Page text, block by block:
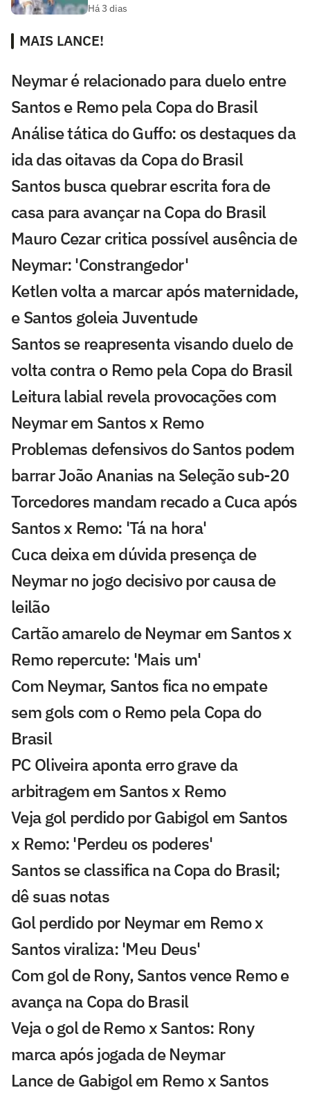
Há 3 dias
MAIS LANCE!
Neymar é relacionado para duelo entre
Santos e Remo pela Copa do Brasil
Análise tática do Guffo: os destaques da
ida das oitavas da Copa do Brasil
Santos busca quebrar escrita fora de
casa para avançar na Copa do Brasil
Mauro Cezar critica possível ausência de
Neymar: 'Constrangedor'
Ketlen volta a marcar após maternidade,
e Santos goleia Juventude
Santos se reapresenta visando duelo de
volta contra o Remo pela Copa do Brasil
Leitura labial revela provocações com
Neymar em Santos x Remo
Problemas defensivos do Santos podem
barrar João Ananias na Seleção sub-20
Torcedores mandam recado a Cuca após
Santos x Remo: 'Tá na hora'
Cuca deixa em dúvida presença de
Neymar no jogo decisivo por causa de
leilão
Cartão amarelo de Neymar em Santos x
Remo repercute: 'Mais um'
Com Neymar, Santos fica no empate
sem gols com o Remo pela Copa do
Brasil
PC Oliveira aponta erro grave da
arbitragem em Santos x Remo
Veja gol perdido por Gabigol em Santos
x Remo: 'Perdeu os poderes'
Santos se classifica na Copa do Brasil;
dê suas notas
Gol perdido por Neymar em Remo x
Santos viraliza: 'Meu Deus'
Com gol de Rony, Santos vence Remo e
avança na Copa do Brasil
Veja o gol de Remo x Santos: Rony
marca após jogada de Neymar
Lance de Gabigol em Remo x Santos